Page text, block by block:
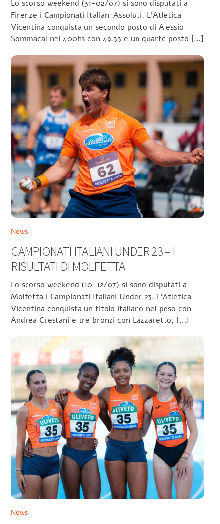
Lo scorso weekend (31-02/07) si sono disputati a
Firenze i Campionati Italiani Assoluti. L’Atletica
Vicentina conquista un secondo posto di Alessio
Sommacal nei 400hs con 49.33 e un quarto posto […]
News
CAMPIONATI ITALIANI UNDER 23 – I
RISULTATI DI MOLFETTA
Lo scorso weekend (10-12/07) si sono disputati a
Molfetta i Campionati Italiani Under 23. L’Atletica
Vicentina conquista un titolo italiano nel peso con
Andrea Crestani e tre bronzi con Lazzaretto, […]
News